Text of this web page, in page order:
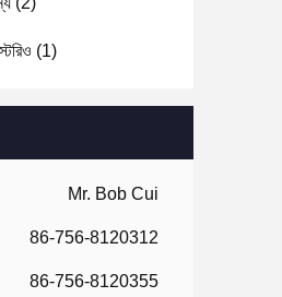
(1)
Mr. Bob Cui
86-756-8120312
86-756-8120355